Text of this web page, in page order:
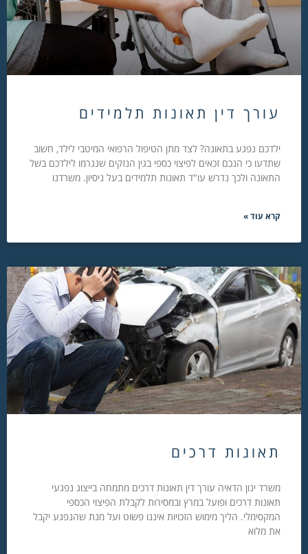
עורך דין תאונות תלמידים
ילדכם נפגע בתאונה? לצד מתן הטיפול הרפואי המיטבי לילד, חשוב
שתדעו כי הנכם זכאים לפיצוי כספי בגין הנזקים שנגרמו לילדכם בשל
התאונה ולכך נדרש עו"ד תאונות תלמידים בעל ניסיון. משרדנו
קרא עוד »
תאונות דרכים
משרד ינון הדאיה עורך דין תאונות דרכים מתמחה בייצוג נפגעי
תאונות דרכים ופועל במרץ ובמסירות לקבלת הפיצוי הכספי
המקסימלי. הליך מימוש הזכויות איננו פשוט ועל מנת שהנפגע יקבל
את מלוא